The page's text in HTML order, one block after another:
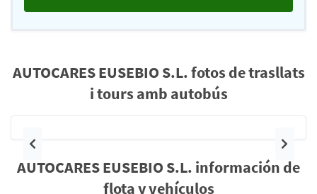
AUTOCARES EUSEBIO S.L. fotos de trasllats
i tours amb autobús
Anterior
AUTOCARES EUSEBIO S.L. información de
flota y vehículos